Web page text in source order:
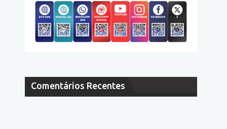
Comentários Recentes